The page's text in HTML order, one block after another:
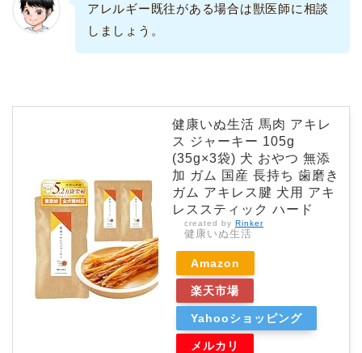
アレルギー既往がある場合は獣医師に相談
しましょう。
健康いぬ生活 馬肉 アキレ
ス ジャーキー 105g
(35g×3袋) 犬 おやつ 無添
加 ガム 国産 長持ち 歯磨き
ガム アキレス腱 犬用 アキ
レススティック ハード
created by Rinker
健康いぬ生活
Amazon
楽天市場
Yahooショッピング
メルカリ